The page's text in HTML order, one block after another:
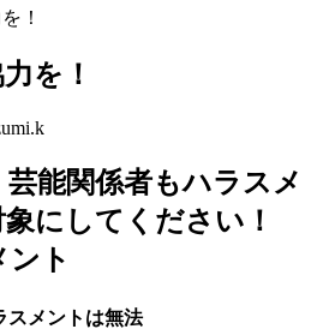
！
を！
能関係者もハラスメ
にしてください！
ント
スメントは無法